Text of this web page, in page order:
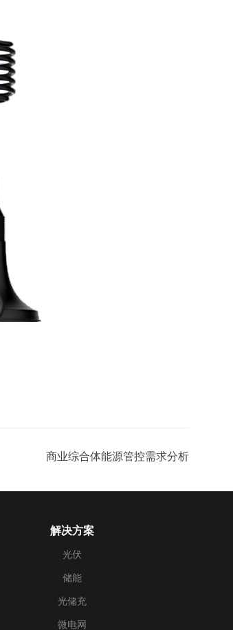
商业综合体能源管控需求分析
解决方案
光伏
储能
光储充
微电网